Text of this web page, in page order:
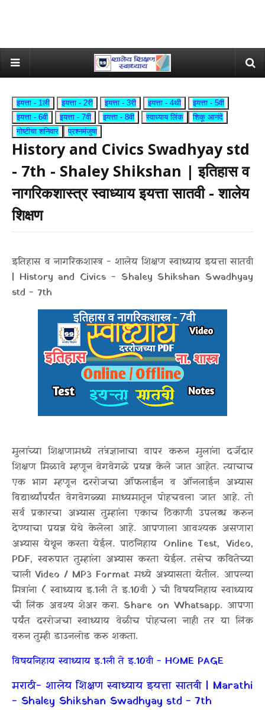
इयत्ता - 1ली इयत्ता - 2री इयत्ता - 3री इयत्ता - 4थी
इयत्ता - 5वी
इयत्ता - 6वी
इयत्ता - 7वी इयत्ता - 8वी स्वाध्याय लिंक
शिकू आनंदे
गोष्टीचा शनिवार
प्रश्नमंजुषा
History and Civics Swadhyay std
- 7th - Shaley Shikshan | इतिहास व
नागरिकशास्त्र स्वाध्याय इयत्ता सातवी - शालेय
शिक्षण
इतिहास व नागरिकशास्त्र - शालेय शिक्षण स्वाध्याय इयत्ता सातवी
| History and Civics - Shaley Shikshan Swadhyay
std - 7th
मुलांच्या शिक्षणामध्ये तंत्रज्ञानाचा वापर करुन मुलांना दर्जेदार
शिक्षण मिळावे म्हणून वेगवेगळे प्रयत्न केले जात आहेत. त्याचाच
एक भाग म्हणून दररोजचा ऑफलाईन व ऑनलाईन अभ्यास
विद्यार्थ्यांपर्यंत वेगवेगळ्या माध्यमातून पोहचवला जात आहे. तो
सर्व प्रकारचा अभ्यास तुम्हांला एकाच ठिकाणी उपलब्ध करुन
देण्याचा प्रयत्न येथे केलेला आहे. आपणाला आवश्यक असणारा
अभ्यास येथून करता येईल. पाठनिहाय Online Test, Video,
PDF, स्वरुपात तुम्हांला अभ्यास करता येईल. तसेच कवितेच्या
चाली Video / MP3 Format मध्ये अभ्यासता येतील. आपल्या
मित्रांना ( स्वाध्याय इ.1ली ते इ.10वी ) ची विषयनिहाय स्वाध्याय
ची लिंक अवश्य शेअर करा. Share on Whatsapp. आपणा
पर्यंत दररोजचा स्वाध्याय वेळीच पोहचला नाही तर या लिंक
वरुन तुम्ही डाउनलोड करु शकता.
विषयनिहाय स्वाध्याय इ.1ली ते इ.10वी - HOME PAGE
मराठी- शालेय शिक्षण स्वाध्याय इयत्ता सातवी | Marathi
- Shaley Shikshan Swadhyay std - 7th